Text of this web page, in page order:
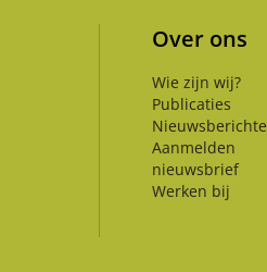
Over ons
Wie zijn wij?
Publicaties
Aanmelden
nieuwsbrief
Werken bij